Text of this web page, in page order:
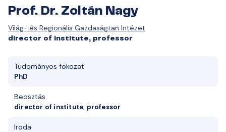
Prof. Dr. Zoltán Nagy
Világ- és Regionális Gazdaságtan Intézet
director of institute, professor
Tudományos fokozat
PhD
Beosztás
director of institute, professor
Iroda